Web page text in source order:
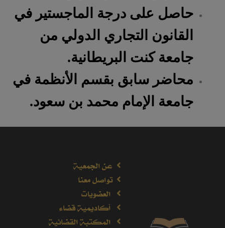
حاصل على درجة الماجستير في
القانون التجاري الدولي من
جامعة كنت البريطانية.
محاضر سابق بقسم الأنظمة في
جامعة الإمام محمد بن سعود.
عن الجمعية
تواصل معنا
العضويات
أكاديمية قضاء
المكتبة القضائية